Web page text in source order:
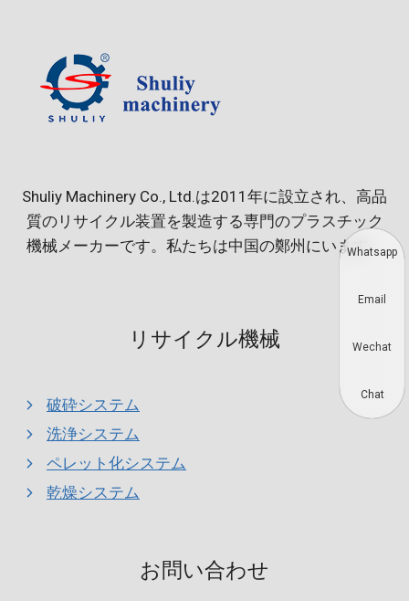
Shuliy Machinery Co., Ltd.は2011年に設立され、高品
質のリサイクル装置を製造する専門のプラスチック
機械メーカーです。私たちは中国の鄭州にいます。
リサイクル機械
破砕システム
洗浄システム
ペレット化システム
乾燥システム
お問い合わせ
Whatsapp
Email
Wechat
Chat